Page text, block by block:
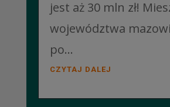
jest aż 30 mln zł!
województwa
po...
CZYTAJ DALEJ